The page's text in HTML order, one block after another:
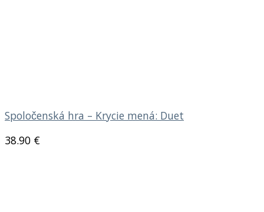
Spoločenská hra – Krycie mená: Duet
38.90 €